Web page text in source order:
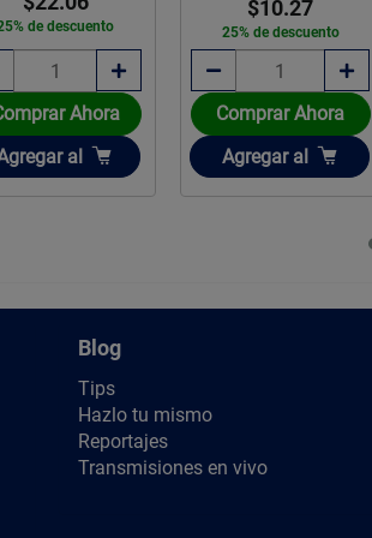
$10.27
25% de descuento
Comprar Ahora
Añadir
Agregar al
$23.92
25% de descuento
Comprar Ahora
Añadir
Agregar al
Blog
Tips
Hazlo tu mismo
Reportajes
Transmisiones en vivo